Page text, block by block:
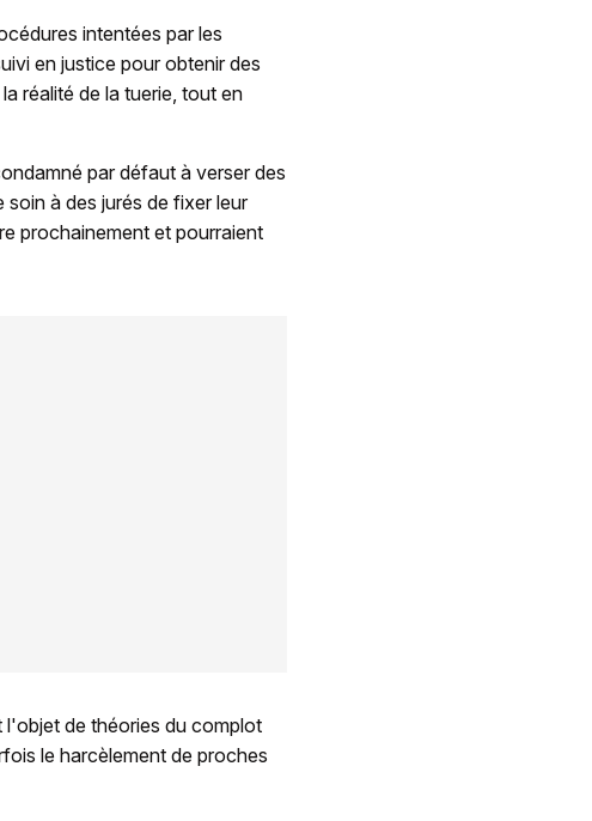
intentées par les
en justice pour obtenir des
réalité de la tuerie, tout en
par défaut à verser des
à des jurés de fixer leur
prochainement et pourraient
de théories du complot
le harcèlement de proches